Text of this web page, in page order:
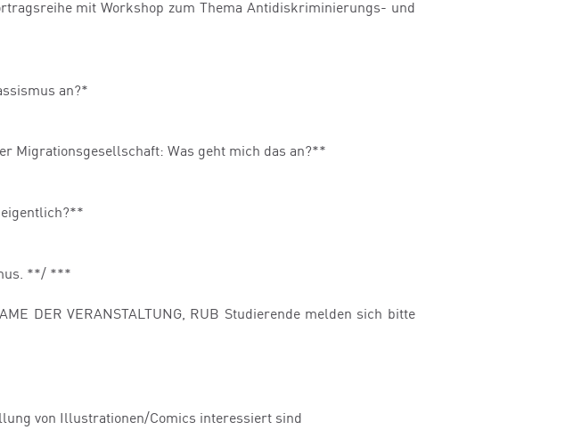
mit Workshop zum Thema Antidiskriminierungs- und
an?*
Migrationsgesellschaft: Was geht mich das an?**
eigentlich?**
**/ ***
DER VERANSTALTUNG, RUB Studierende melden sich bitte
von Illustrationen/Comics interessiert sind